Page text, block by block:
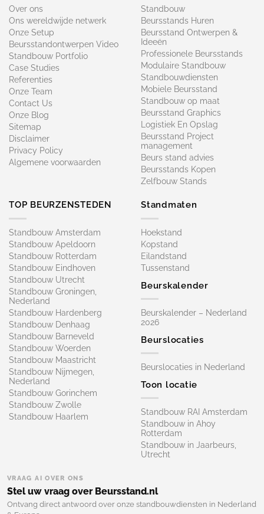
Over ons
Ons wereldwijde netwerk
Onze Setup
Beursstandontwerpen Video
Standbouw Portfolio
Case Studies
Referenties
Onze Team
Contact Us
Onze Blog
Sitemap
Disclaimer
Privacy Policy
Algemene voorwaarden
Standbouw
Beursstands Huren
Beursstand Ontwerpen &
Ideeën
Professionele Beursstands
Modulaire Standbouw
Standbouwdiensten
Mobiele Beursstand
Standbouw op maat​
Beursstand Graphics
Logistiek En Opslag
Beursstand Project
management
Beurs stand advies
Beursstands Kopen
Zelfbouw Stands
TOP BEURZENSTEDEN
Standbouw Amsterdam
Standbouw Apeldoorn
Standbouw Rotterdam
Standbouw Eindhoven
Standbouw Utrecht
Standbouw Groningen,
Nederland
Standbouw Hardenberg
Standbouw Denhaag
Standbouw Barneveld
Standbouw Woerden
Standbouw Maastricht
Standbouw Nijmegen,
Nederland
Standbouw Gorinchem
Standbouw Zwolle
Standbouw Haarlem
Standmaten
Hoekstand
Kopstand
Eilandstand
Tussenstand
Beurskalender
Beurskalender – Nederland
2026
Beurslocaties
Beurslocaties in Nederland
Toon locatie
Standbouw RAI Amsterdam
Standbouw in Ahoy
Rotterdam
Standbouw in Jaarbeurs,
Utrecht
VRAAG AI OVER ONS
Stel uw vraag over Beursstand.nl
Ontvang direct antwoord over onze standbouwdiensten in Nederland